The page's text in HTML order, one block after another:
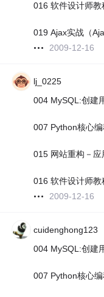
016 软件设计师教
019 Ajax实战（
2009-12-16
lj_0225
004 MySQL:创建
007 Python核心编
015 网站重构－
016 软件设计师教
2009-12-16
cuidenghong123
004 MySQL:创建
007 Python核心编